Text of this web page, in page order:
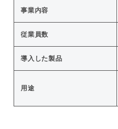
事業内容
従業員数
導入した製品
用途